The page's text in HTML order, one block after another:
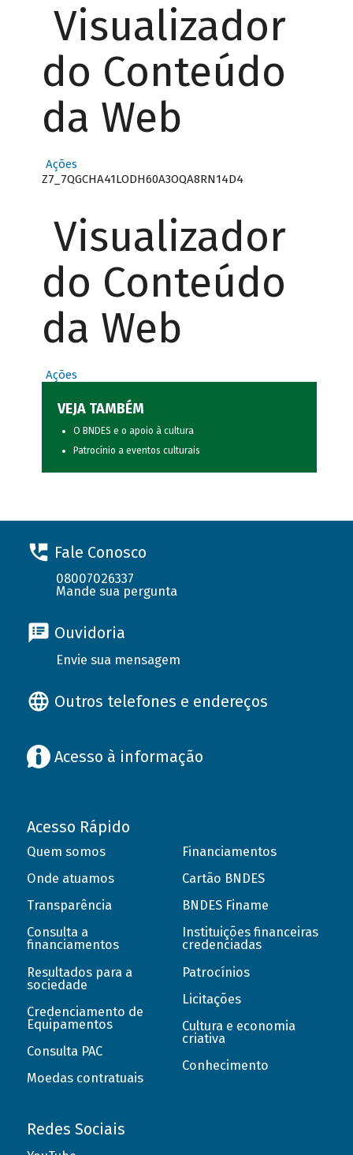
Visualizador
do Conteúdo
da Web
Ações
Z7_7QGCHA41LODH60A3OQA8RN14D4
Visualizador
do Conteúdo
da Web
Ações
VEJA TAMBÉM
O BNDES e o apoio à cultura
Patrocínio a eventos culturais
Fale Conosco
08007026337
Mande sua pergunta
Ouvidoria
Envie sua mensagem
Outros telefones e endereços
Acesso à informação
Acesso Rápido
Quem somos
Onde atuamos
Transparência
Consulta a
financiamentos
Resultados para a
sociedade
Credenciamento de
Equipamentos
Consulta PAC
Moedas contratuais
Financiamentos
Cartão BNDES
BNDES Finame
Instituições financeiras
credenciadas
Patrocínios
Licitações
Cultura e economia
criativa
Conhecimento
Redes Sociais